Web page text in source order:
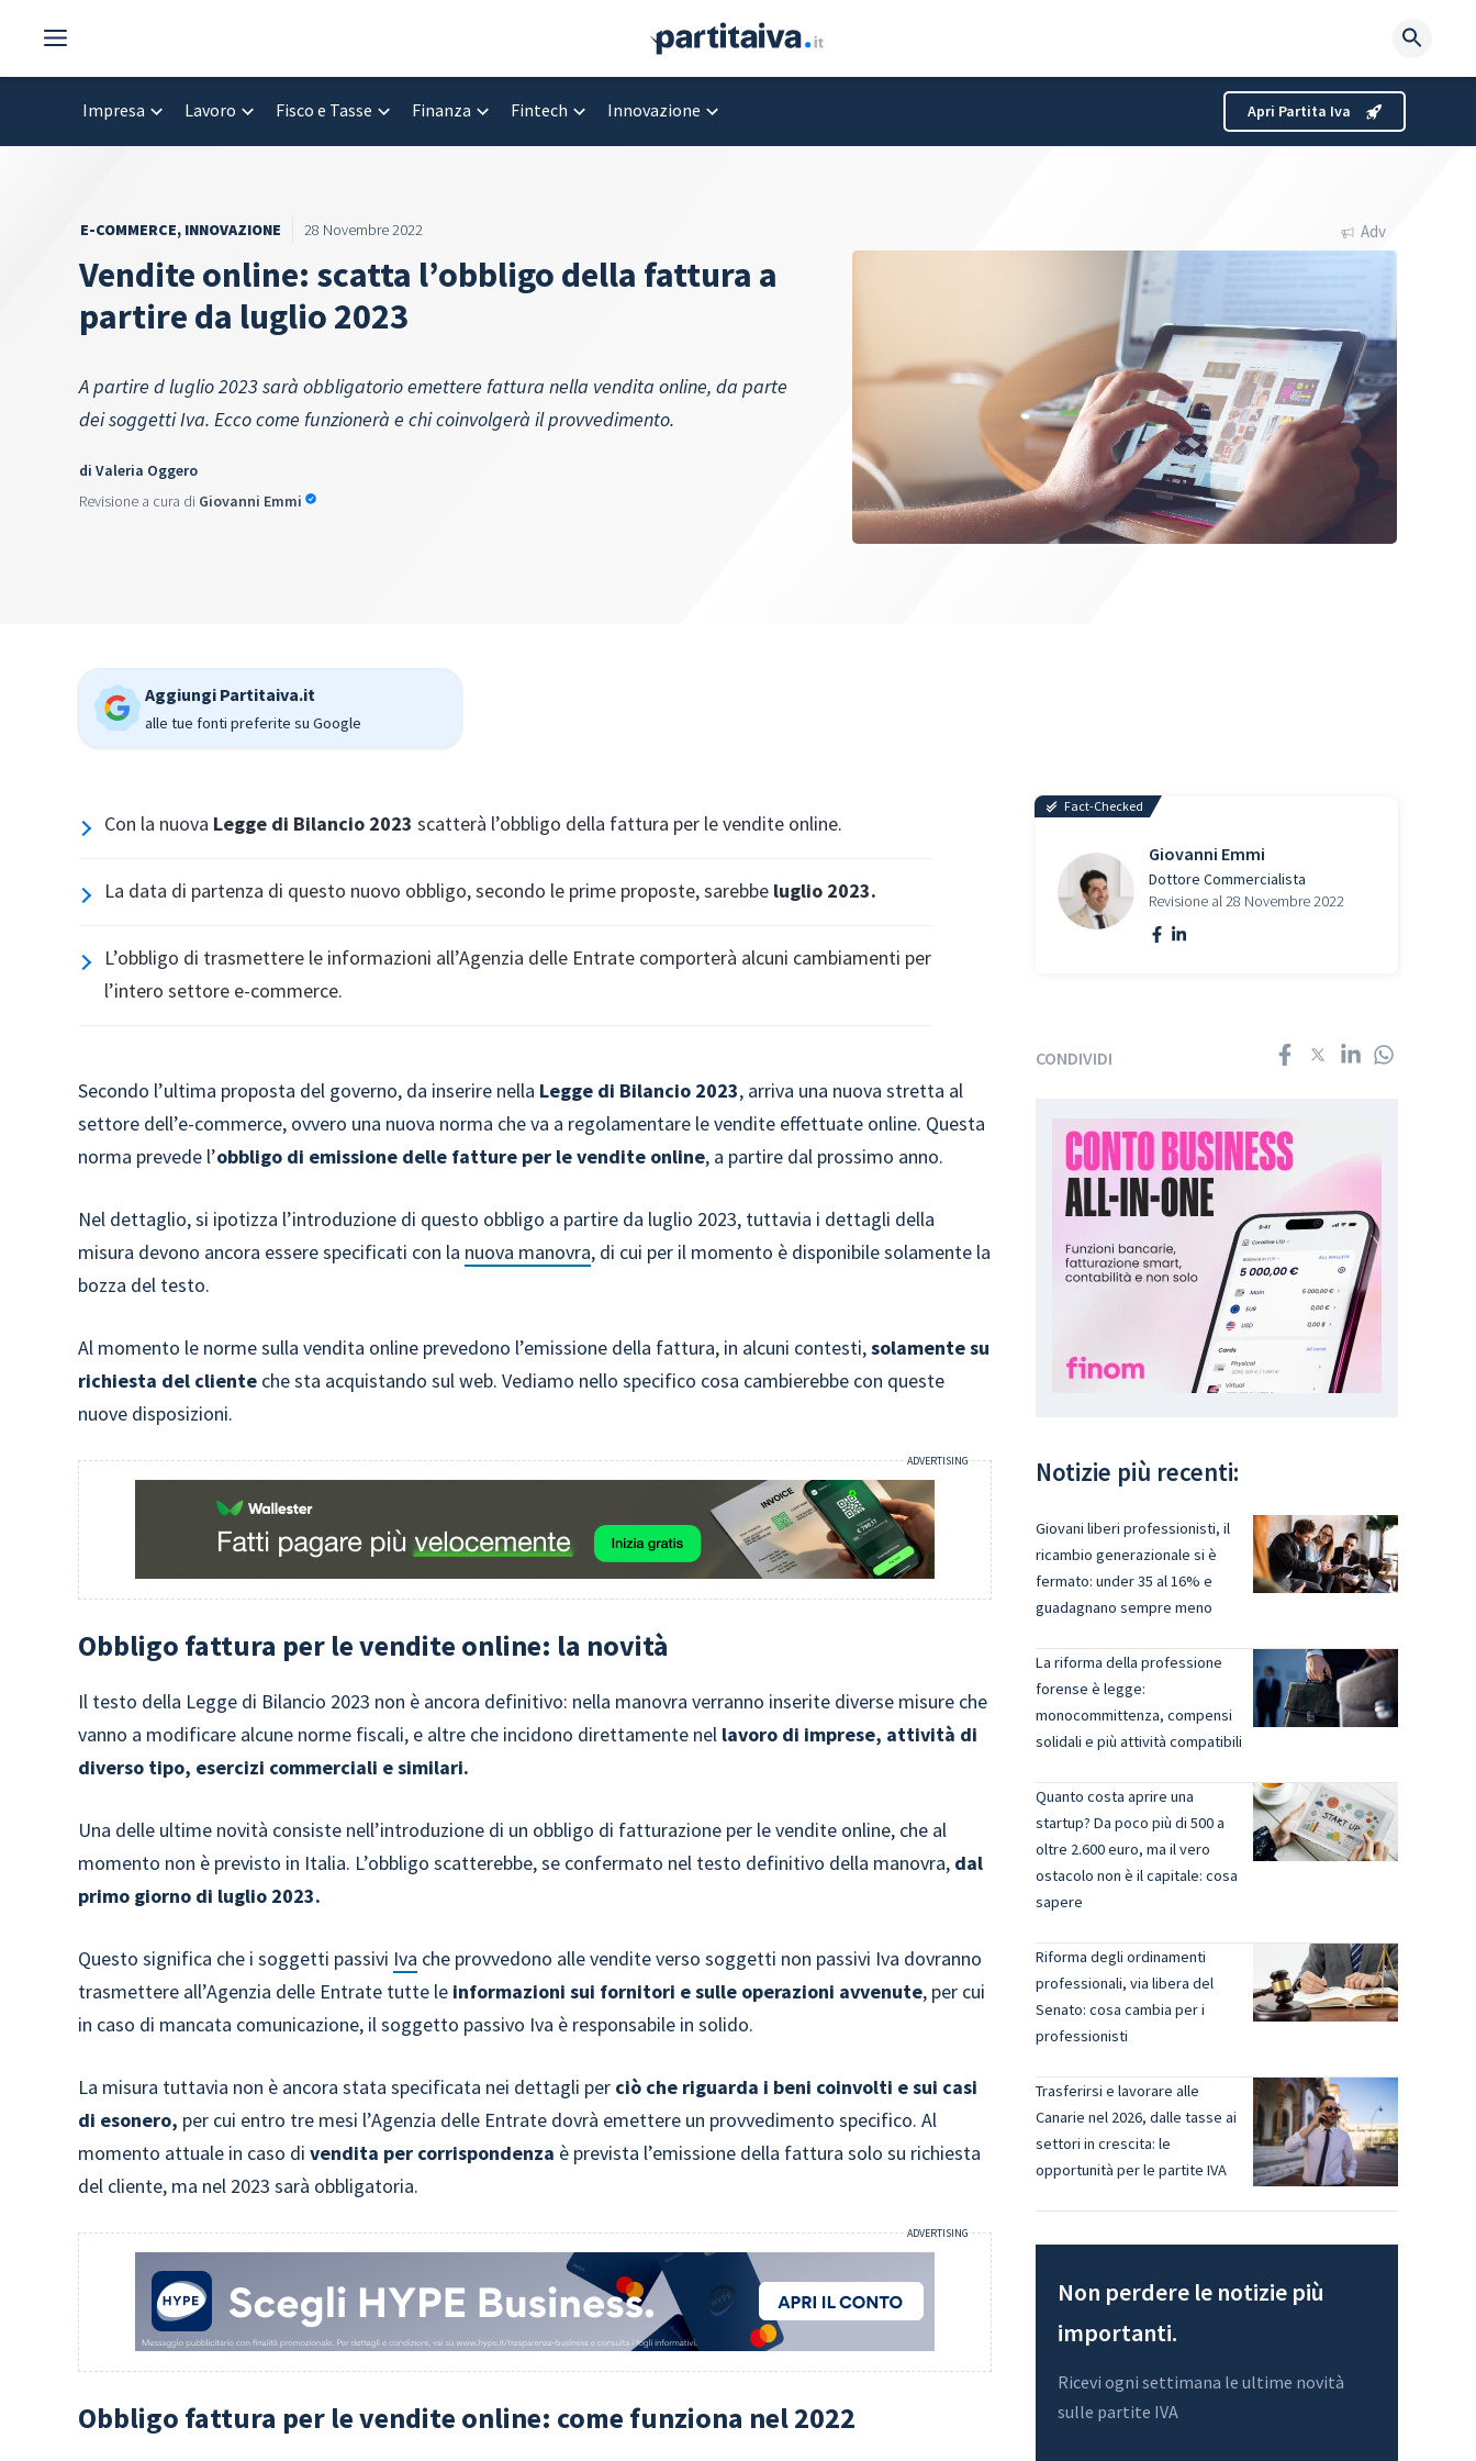
contenuto
Impresa Lavoro Fisco e Tasse Finanza Fintech Innovazione Apri Partita Iva
E-COMMERCE, INNOVAZIONE 28 Novembre 2022
Vendite online: scatta l’obbligo della fattura a
partire da luglio 2023
A partire d luglio 2023 sarà obbligatorio emettere fattura nella vendita online, da parte
dei soggetti Iva. Ecco come funzionerà e chi coinvolgerà il provvedimento.
di Valeria Oggero
Revisione a cura di Giovanni Emmi
Adv
Aggiungi Partitaiva.it
alle tue fonti preferite su Google
Con la nuova Legge di Bilancio 2023 scatterà l’obbligo della fattura per le vendite online.
La data di partenza di questo nuovo obbligo, secondo le prime proposte, sarebbe luglio 2023.
L’obbligo di trasmettere le informazioni all’Agenzia delle Entrate comporterà alcuni cambiamenti per
l’intero settore e-commerce.
Secondo l’ultima proposta del governo, da inserire nella Legge di Bilancio 2023, arriva una nuova stretta al
settore dell’e-commerce, ovvero una nuova norma che va a regolamentare le vendite effettuate online. Questa
norma prevede l’obbligo di emissione delle fatture per le vendite online, a partire dal prossimo anno.
Nel dettaglio, si ipotizza l’introduzione di questo obbligo a partire da luglio 2023, tuttavia i dettagli della
misura devono ancora essere specificati con la nuova manovra, di cui per il momento è disponibile solamente la
bozza del testo.
Al momento le norme sulla vendita online prevedono l’emissione della fattura, in alcuni contesti,solamente su
richiesta del cliente che sta acquistando sul web. Vediamo nello specifico cosa cambierebbe con queste
nuove disposizioni.
Obbligo fattura per le vendite online: la novità
Il testo della Legge di Bilancio 2023 non è ancora definitivo: nella manovra verranno inserite diverse misure che
vanno a modificare alcune norme fiscali, e altre che incidono direttamente nel lavoro di imprese, attività di
diverso tipo, esercizi commerciali e similari.
Una delle ultime novità consiste nell’introduzione di un obbligo di fatturazione per le vendite online, che al
momento non è previsto in Italia. L’obbligo scatterebbe, se confermato nel testo definitivo della manovra, dal
primo giorno di luglio 2023.
Questo significa che i soggetti passivi Iva che provvedono alle vendite verso soggetti non passivi Iva dovranno
trasmettere all’Agenzia delle Entrate tutte le informazioni sui fornitori e sulle operazioni avvenute, per cui
in caso di mancata comunicazione, il soggetto passivo Iva è responsabile in solido.
La misura tuttavia non è ancora stata specificata nei dettagli per ciò che riguarda i beni coinvolti e sui casi
di esonero, per cui entro tre mesi l’Agenzia delle Entrate dovrà emettere un provvedimento specifico. Al
momento attuale in caso divendita per corrispondenza è prevista l’emissione della fattura solo su richiesta
del cliente, ma nel 2023 sarà obbligatoria.
Obbligo fattura per le vendite online: come funziona nel 2022
Fact-Checked
Giovanni Emmi
Dottore Commercialista
Revisione al 28 Novembre 2022
CONDIVIDI
Notizie più recenti:
Giovani liberi professionisti, il
ricambio generazionale si è
fermato: under 35 al 16% e
guadagnano sempre meno
La riforma della professione
forense è legge:
monocommittenza, compensi
solidali e più attività compatibili
Quanto costa aprire una
startup? Da poco più di 500 a
oltre 2.600 euro, ma il vero
ostacolo non è il capitale: cosa
sapere
Riforma degli ordinamenti
professionali, via libera del
Senato: cosa cambia per i
professionisti
Trasferirsi e lavorare alle
Canarie nel 2026, dalle tasse ai
settori in crescita: le
opportunità per le partite IVA
Non perdere le notizie più
importanti.
Ricevi ogni settimana le ultime novità
sulle partite IVA